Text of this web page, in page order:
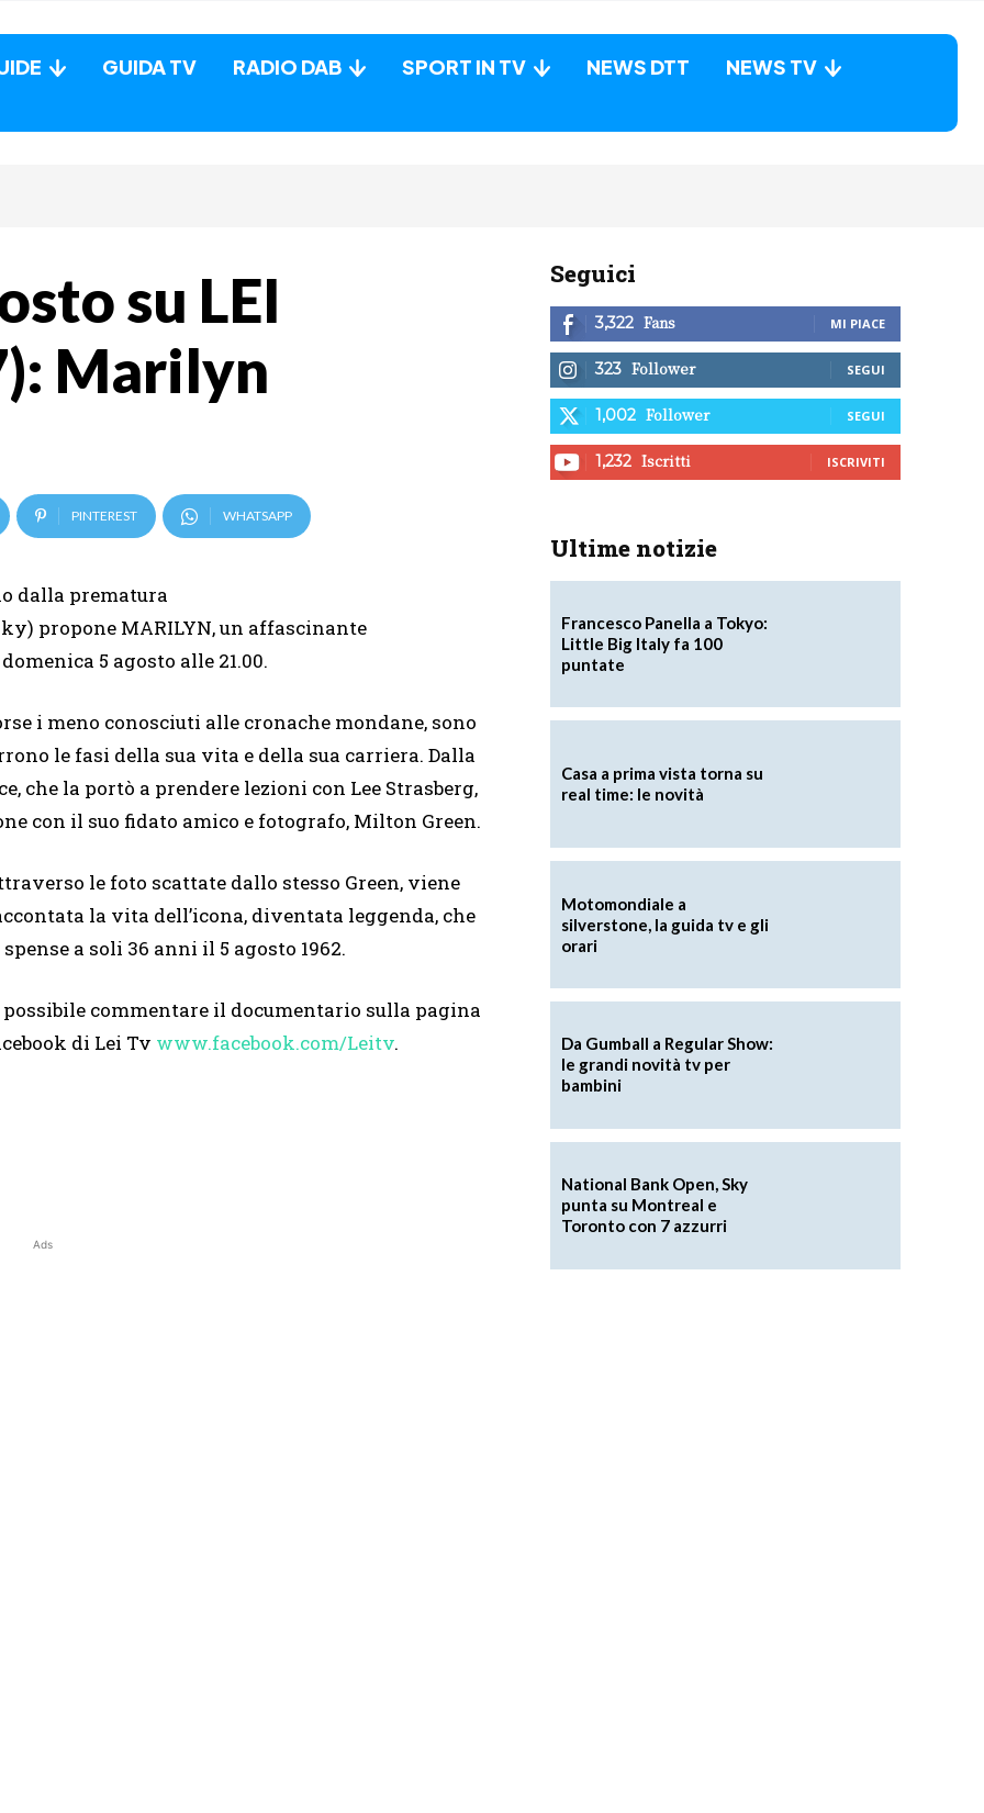
GUIDA TV RADIO DAB SPORT IN TV NEWS DTT NEWS TV
su LEI
Marilyn
PINTEREST WHATSAPP
dalla prematura
propone MARILYN, un affascinante
5 agosto alle 21.00.
i meno conosciuti alle cronache mondane, sono
le fasi della sua vita e della sua carriera. Dalla
che la portò a prendere lezioni con Lee Strasberg,
con il suo fidato amico e fotografo, Milton Green.
le foto scattate dallo stesso Green, viene
la vita dell’icona, diventata leggenda, che
a soli 36 anni il 5 agosto 1962.
possibile commentare il documentario sulla pagina
di Lei Tv www.facebook.com/Leitv.
Ads
Seguici
3,322 Fans MI PIACE
323 Follower SEGUI
1,002 Follower SEGUI
1,232 Iscritti ISCRIVITI
Ultime notizie
Francesco Panella a Tokyo:
Little Big Italy fa 100
puntate
Casa a prima vista torna su
real time: le novità
Motomondiale a
silverstone, la guida tv e gli
orari
Da Gumball a Regular Show:
le grandi novità tv per
bambini
National Bank Open, Sky
punta su Montreal e
Toronto con 7 azzurri